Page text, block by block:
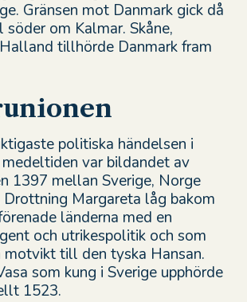
Gränsen mot Danmark gick då
söder om Kalmar. Skåne,
tillhörde Danmark fram
politiska händelsen i
var bildandet av
1397 mellan Sverige, Norge
Drottning Margareta låg bakom
länderna med en
och utrikespolitik och som
till den tyska Hansan.
som kung i Sverige upphörde
1523.